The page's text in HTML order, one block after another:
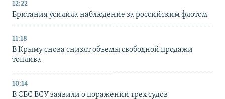
12:22
Британия усилила наблюдение за российским флотом
11:18
В Крыму снова снизят объемы свободной продажи
топлива
10:14
В СБС ВСУ заявили о поражении трех судов